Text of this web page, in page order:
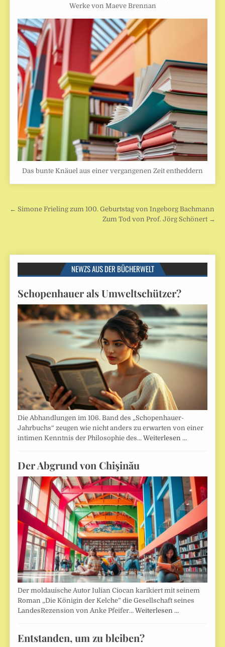
Werke von Maeve Brennan
Das bunte Knäuel aus einer vergangenen Zeit entheddern
Beitragsnavigation
← Simone Frieling zum 100. Geburtstag von Ingeborg Bachmann
Zum Tod von Prof. Jörg Schönert →
NEWZS AUS DER BÜCHERWELT
Schopenhauer als Umweltschützer?
Die Abhandlungen im 106. Band des „Schopenhauer-
Jahrbuchs“ zeugen wie nicht anders zu erwarten von einer
intimen Kenntnis der Philosophie des…Weiterlesen …
Der Abgrund von Chişinău
Der moldauische Autor Iulian Ciocan karikiert mit seinem
Roman „Die Königin der Kelche” die Gesellschaft seines
LandesRezension von Anke Pfeifer…Weiterlesen …
Entstanden, um zu bleiben?